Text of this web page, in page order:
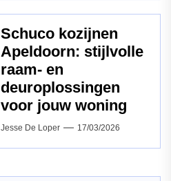
Schuco kozijnen
Apeldoorn: stijlvolle
raam‑ en
deuroplossingen
voor jouw woning
Jesse De Loper 17/03/2026